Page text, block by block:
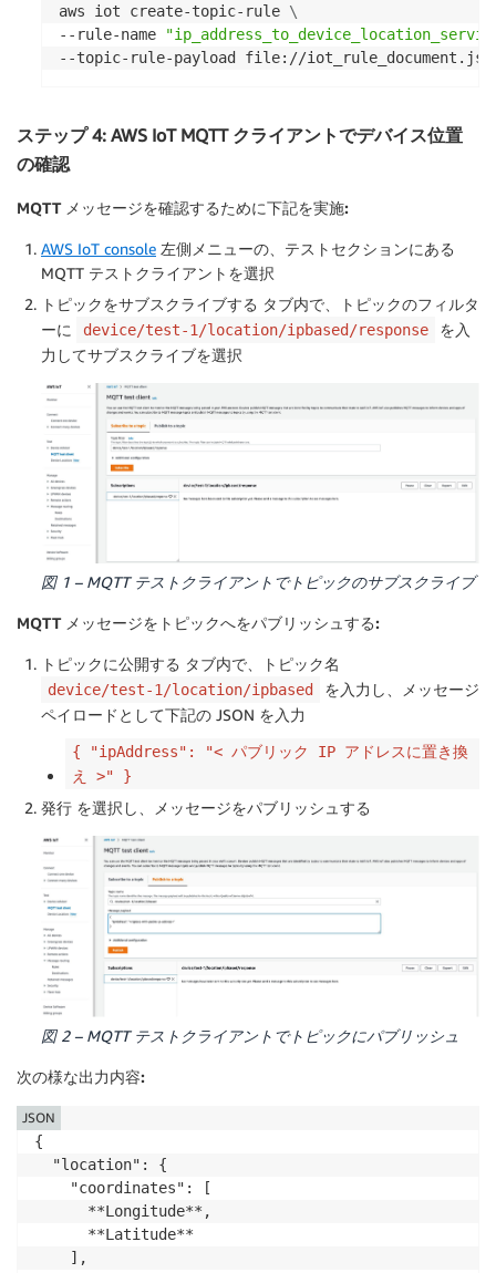
aws iot create-topic-rule \
--rule-name
ステップ 4: AWS IoT MQTT クライアントでデバイス位置
の確認
MQTT メッセージを確認するために下記を実施:
AWS IoT console 左側メニューの、テストセクションにある
MQTT テストクライアントを選択
トピックをサブスクライブする タブ内で、トピックのフィルタ
ーに
device/test-1/location/ipbased/response
を入
力してサブスクライブを選択
図 1 – MQTT テストクライアントでトピックのサブスクライブ
MQTT メッセージをトピックへをパブリッシュする:
トピックに公開する タブ内で、トピック名
device/test-1/location/ipbased
を入力し、メッセージ
ペイロードとして下記の JSON を入力
{ "ipAddress": "< パブリック IP アドレスに置き換
え >" }
発行 を選択し、メッセージをパブリッシュする
図 2 – MQTT テストクライアントでトピックにパブリッシュ
次の様な出力内容:
{
  "location": {
    "coordinates": [
      **Longitude**,
      **Latitude**
    ],
JSON